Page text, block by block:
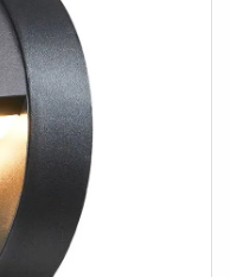
Couleur: acier
304, Puissance en
de couleur:
IP65, Montage:
Longueur: 26 cm,
cm, Longueur
7.5 cm,
Indice de résistance
5 joule, Tension
60 Hz, Courant /
ambiante: -20 -